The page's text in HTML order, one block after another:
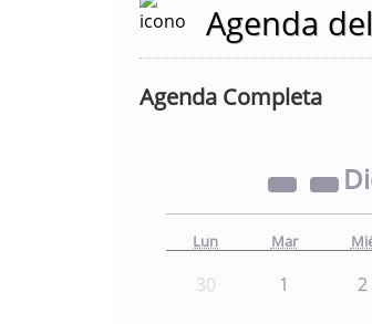
Agenda
Agenda Completa
Lun Mar
30 1 2